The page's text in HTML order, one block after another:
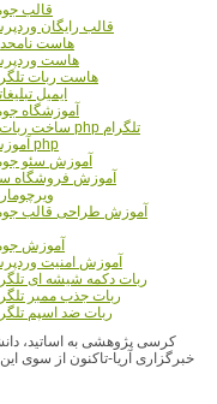
قالب
قالب رایگان
هاست
هاست
هاست ربات
ایمیل
آموزشگاه
ساخت ربات با php تلگرام
آموزش php
آموزش سئو
آموزش فروشگاه
آموزش طراحی قالب
آموزش
آموزش امنیت
ربات دکمه شیشه ای
ربات جذب ممبر
ربات ضد اسپم
کرسی پژوهشی به اساتید،